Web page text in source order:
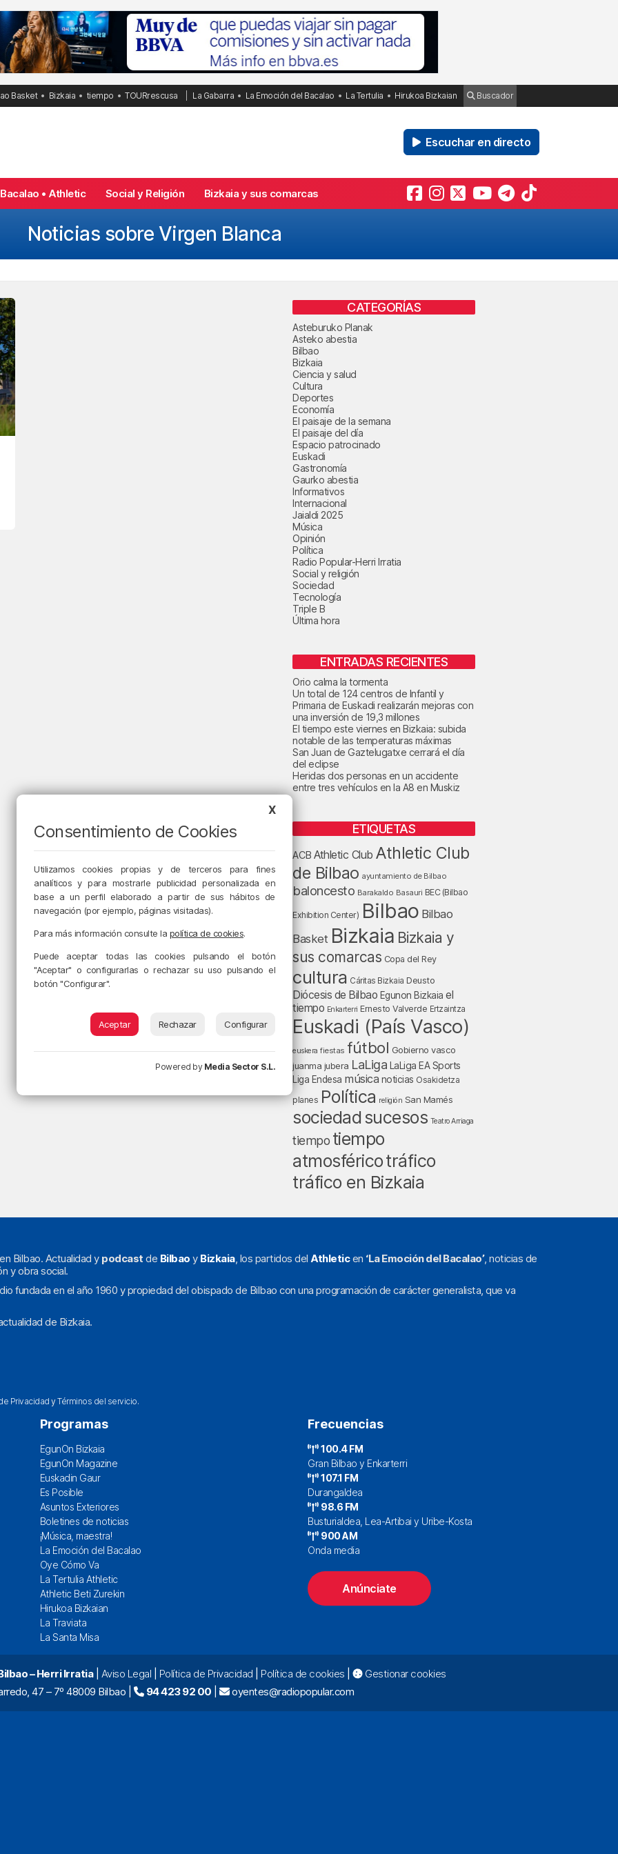
Basket Bizkaia tiempo TOURrescusa La Gabarra La Emoción del Bacalao La Tertulia Hirukoa Bizkaian Buscador
Escuchar en directo
Bacalao • Athletic Social y Religión Bizkaia y sus comarcas
Noticias sobre Virgen Blanca
CATEGORÍAS
Asteburuko Planak
Asteko abestia
Bilbao
Bizkaia
Ciencia y salud
Cultura
Deportes
Economía
El paisaje de la semana
El paisaje del día
Espacio patrocinado
Euskadi
Gastronomía
Gaurko abestia
Informativos
Internacional
Jaialdi 2025
Música
Opinión
Política
Radio Popular-Herri Irratia
Social y religión
Sociedad
Tecnología
Triple B
Última hora
ENTRADAS RECIENTES
Orio calma la tormenta
Un total de 124 centros de Infantil y
Primaria de Euskadi realizarán mejoras con
una inversión de 19,3 millones
El tiempo este viernes en Bizkaia: subida
notable de las temperaturas máximas
San Juan de Gaztelugatxe cerrará el día
del eclipse
Heridas dos personas en un accidente
entre tres vehículos en la A8 en Muskiz
ETIQUETAS
ACB Athletic Club Athletic Club
de Bilbao ayuntamiento de Bilbao
baloncesto Barakaldo Basauri BEC (Bilbao
Exhibition Center) Bilbao Bilbao
Basket Bizkaia Bizkaia y
sus comarcas Copa del Rey
cultura Cáritas Bizkaia Deusto
Diócesis de Bilbao Egunon Bizkaia el
tiempo Enkarterri Ernesto Valverde Ertzaintza
Euskadi (País Vasco)
euskera fiestas fútbol Gobierno vasco
juanma jubera LaLiga LaLiga EA Sports
Liga Endesa música noticias Osakidetza
planes Política religión San Mamés
sociedad sucesos Teatro Arriaga
tiempo tiempo
atmosféricotráfico
tráfico en Bizkaia
Bilbao. Actualidad y podcast de Bilbao y Bizkaia, los partidos del Athleticen ‘La Emoción del Bacalao’, noticias de
y obra social.
fundada en el año 1960 y propiedad del obispado de Bilbao con una programación de carácter generalista, que va
de Bizkaia.
PrivacidadyTérminos del servicio.
Programas
EgunOn Bizkaia
EgunOn Magazine
Euskadin Gaur
Es Posible
Asuntos Exteriores
Boletines de noticias
¡Música, maestra!
La Emoción del Bacalao
Oye Cómo Va
La Tertulia Athletic
Athletic Beti Zurekin
Hirukoa Bizkaian
La Traviata
La Santa Misa
Frecuencias
100.4 FM
Gran Bilbao y Enkarterri
107.1 FM
Durangaldea
98.6 FM
Busturialdea, Lea-Artibai y Uribe-Kosta
900 AM
Onda media
Anúnciate
– Herri Irratia| Aviso Legal Política de Privacidad Política de cookies
Gestionar cookies
47 – 7º 48009 Bilbao |
94 423 92 00 | oyentes@radiopopular.com
X
Consentimiento de Cookies
Utilizamos cookies propias y de terceros para fines
analíticos y para mostrarle publicidad personalizada en
base a un perfil elaborado a partir de sus hábitos de
navegación (por ejemplo, páginas visitadas).
Para más información consulte la política de cookies.
Puede aceptar todas las cookies pulsando el botón
"Aceptar" o configurarlas o rechazar su uso pulsando el
botón "Configurar".
Aceptar Rechazar Configurar
Powered by Media Sector S.L.